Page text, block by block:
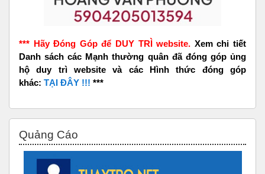
*** Hãy Đóng Góp để DUY TRÌ website. Xem chi tiết
Danh sách các Mạnh thường quân đã đóng góp ủng
hộ duy trì website và các Hình thức đóng góp
khác: TẠI ĐÂY !!! ***
Quảng Cáo